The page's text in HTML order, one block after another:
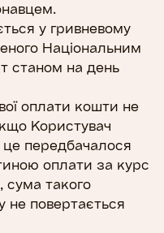
у гривневому
Національним
станом на день
оплати кошти не
Користувач
передбачалося
оплати за курс
сума такого
не повертається